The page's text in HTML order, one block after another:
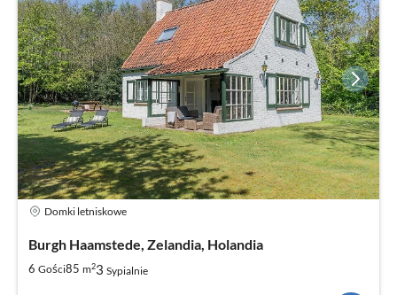
Domki letniskowe
Burgh Haamstede, Zelandia, Holandia
6 Gości85 m23 Sypialnie